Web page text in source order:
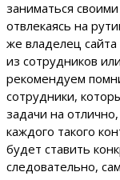
заниматься
отвлекаясь на
же владелец
из сотрудников
рекомендуем
сотрудники,
задачи на
каждого такого
будет ставить
следовательно,